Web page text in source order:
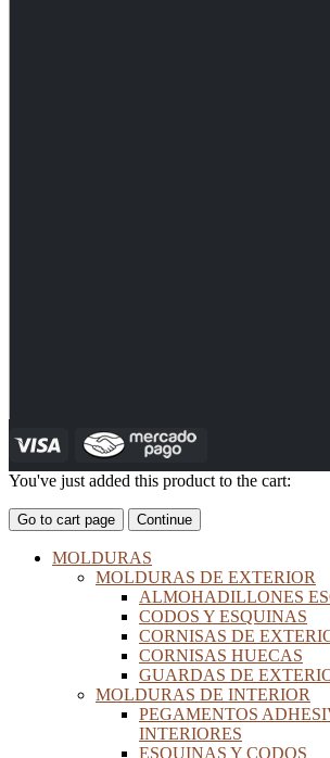
You've just added this product to the cart:
Go to cart page Continue
MOLDURAS
MOLDURAS DE EXTERIOR
ALMOHADILLONES
CODOS Y ESQUINAS
CORNISAS DE
CORNISAS HUECAS
GUARDAS DE
MOLDURAS DE INTERIOR
PEGAMENTOS
INTERIORES
ESQUINAS Y CODOS